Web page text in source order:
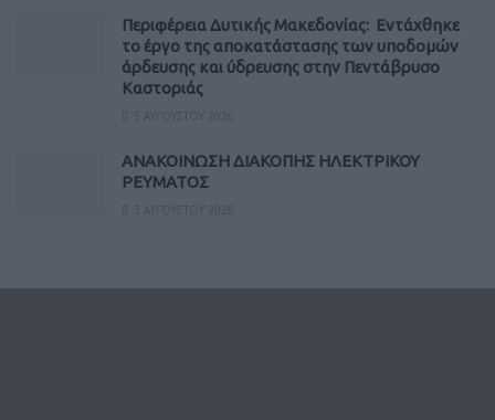
Περιφέρεια Δυτικής Μακεδονίας: Εντάχθηκε
το έργο της αποκατάστασης των υποδομών
άρδευσης και ύδρευσης στην Πεντάβρυσο
Καστοριάς
ΑΝΑΚΟΙΝΩΣΗ ΔΙΑΚΟΠΗΣ ΗΛΕΚΤΡΙΚΟΥ
ΡΕΥΜΑΤΟΣ